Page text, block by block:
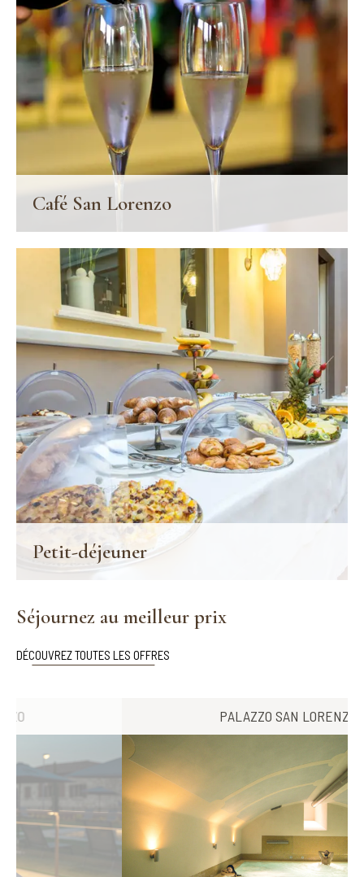
Café San Lorenzo
reçoit les clients et non-clients du Palazzo San Lorenzo à tout
moment de la journée.
EN SAVOIR PLUS
Petit-déjeuner
EN SAVOIR PLUS
Séjournez au meilleur prix
DÉCOUVREZ TOUTES LES OFFRES
PALAZZO SAN LORENZO